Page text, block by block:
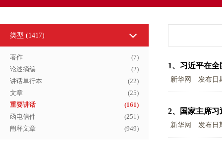
类型 (1417)
著作 (7)
论述摘编
(2)
讲话单行本
(22)
文章
(25)
重要讲话
(161)
函电信件
(251)
阐释文章
(949)
1、 习近平在
新华网 发布日
2、 国家主席
新华网 发布日